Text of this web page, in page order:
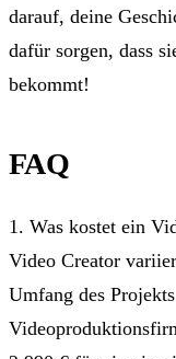
darauf, deine
dafür sorgen, dass
bekommt!
FAQ
1. Was kostet ein
Video Creator
Umfang des